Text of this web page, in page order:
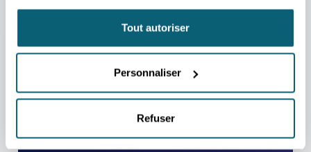
Tout autoriser
Personnaliser
Refuser